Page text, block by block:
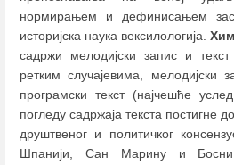
нормирањем и дефинисањем
историјска наука вексилологија.
садржи мелодијски запис и
ретким случајевима, мелодијски
програмски текст (најчешће
погледу садржаја текста постигне
друштвеног и политичког
Шпанији, Сан Марину и